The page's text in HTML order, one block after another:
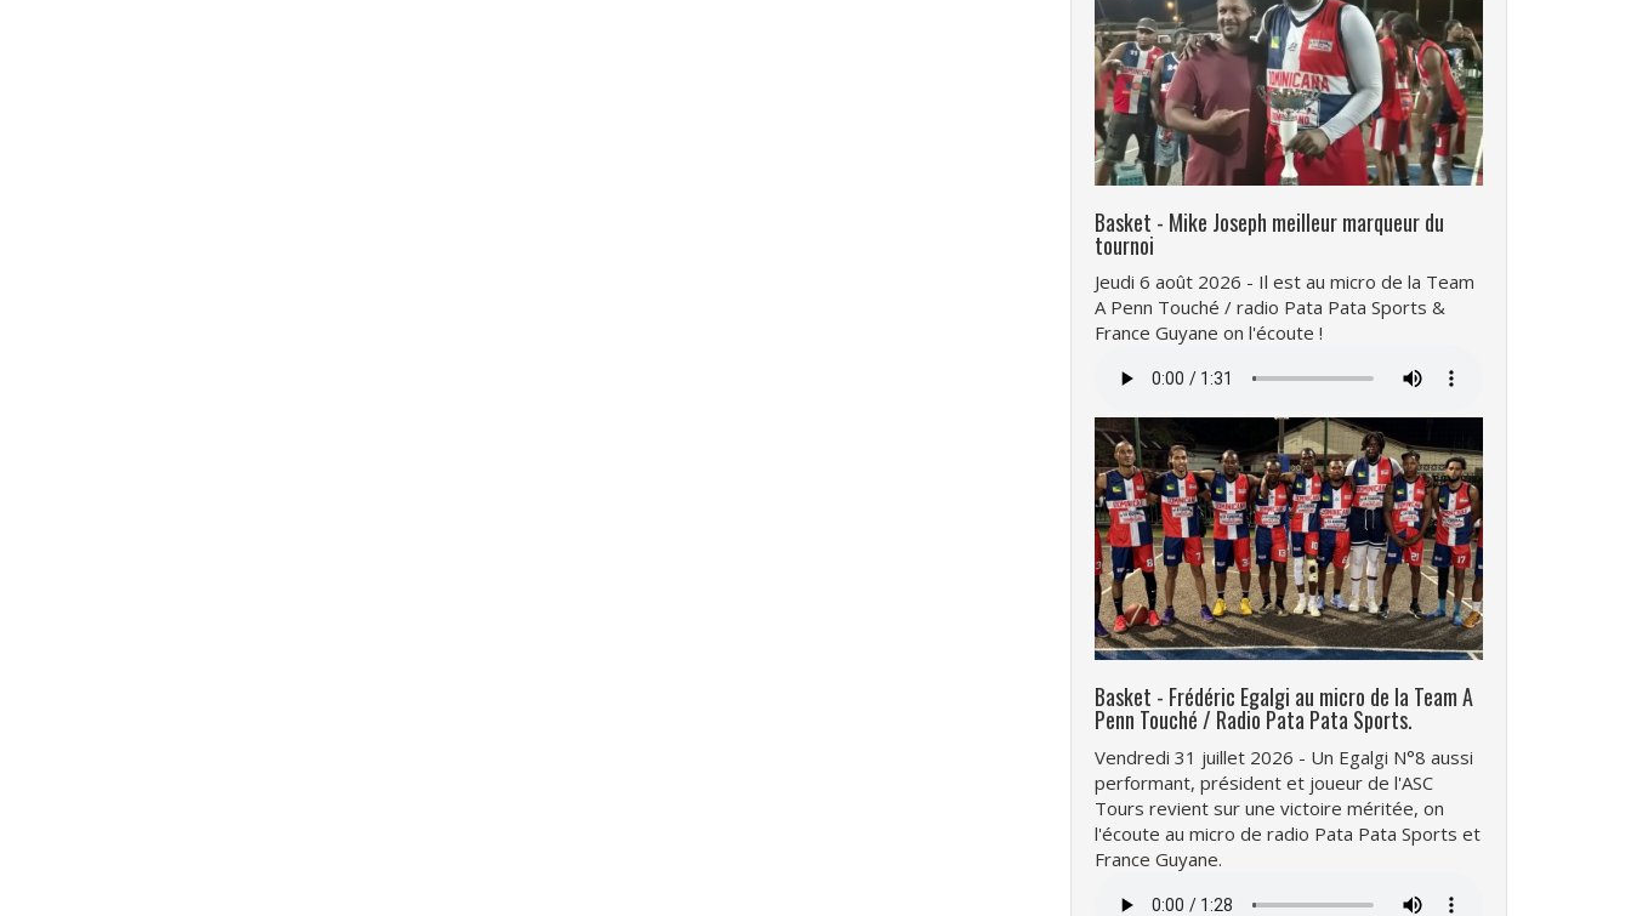
Basket - Mike Joseph meilleur marqueur du
tournoi
Jeudi 6 août 2026 - Il est au micro de la Team
A Penn Touché / radio Pata Pata Sports &
France Guyane on l'écoute !
audio
Basket - Frédéric Egalgi au micro de la Team A
Penn Touché / Radio Pata Pata Sports.
Vendredi 31 juillet 2026 - Un Egalgi N°8 aussi
performant, président et joueur de l'ASC
Tours revient sur une victoire méritée, on
l'écoute au micro de radio Pata Pata Sports et
France Guyane.
audio